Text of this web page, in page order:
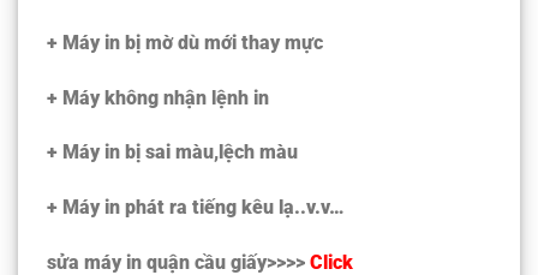
+ Máy in bị mờ dù mới thay mực
+ Máy không nhận lệnh in
+ Máy in bị sai màu,lệch màu
+ Máy in phát ra tiếng kêu lạ..v.v…
sửa máy in quận cầu giấy>>>> Click